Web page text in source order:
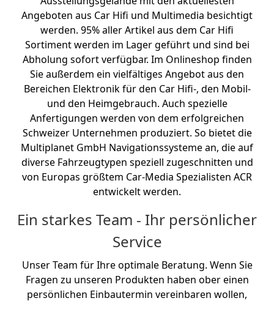
Angeboten aus Car Hifi und Multimedia besichtigt
werden. 95% aller Artikel aus dem Car Hifi
Sortiment werden im Lager geführt und sind bei
Abholung sofort verfügbar. Im Onlineshop finden
Sie außerdem ein vielfältiges Angebot aus den
Bereichen Elektronik für den Car Hifi-, den Mobil-
und den Heimgebrauch. Auch spezielle
Anfertigungen werden von dem erfolgreichen
Schweizer Unternehmen produziert. So bietet die
Multiplanet GmbH Navigationssysteme an, die auf
diverse Fahrzeugtypen speziell zugeschnitten und
von Europas größtem Car-Media Spezialisten ACR
entwickelt werden.
Ein starkes Team - Ihr persönlicher
Service
Unser Team für Ihre optimale Beratung. Wenn Sie
Fragen zu unseren Produkten haben ober einen
persönlichen Einbautermin vereinbaren wollen,